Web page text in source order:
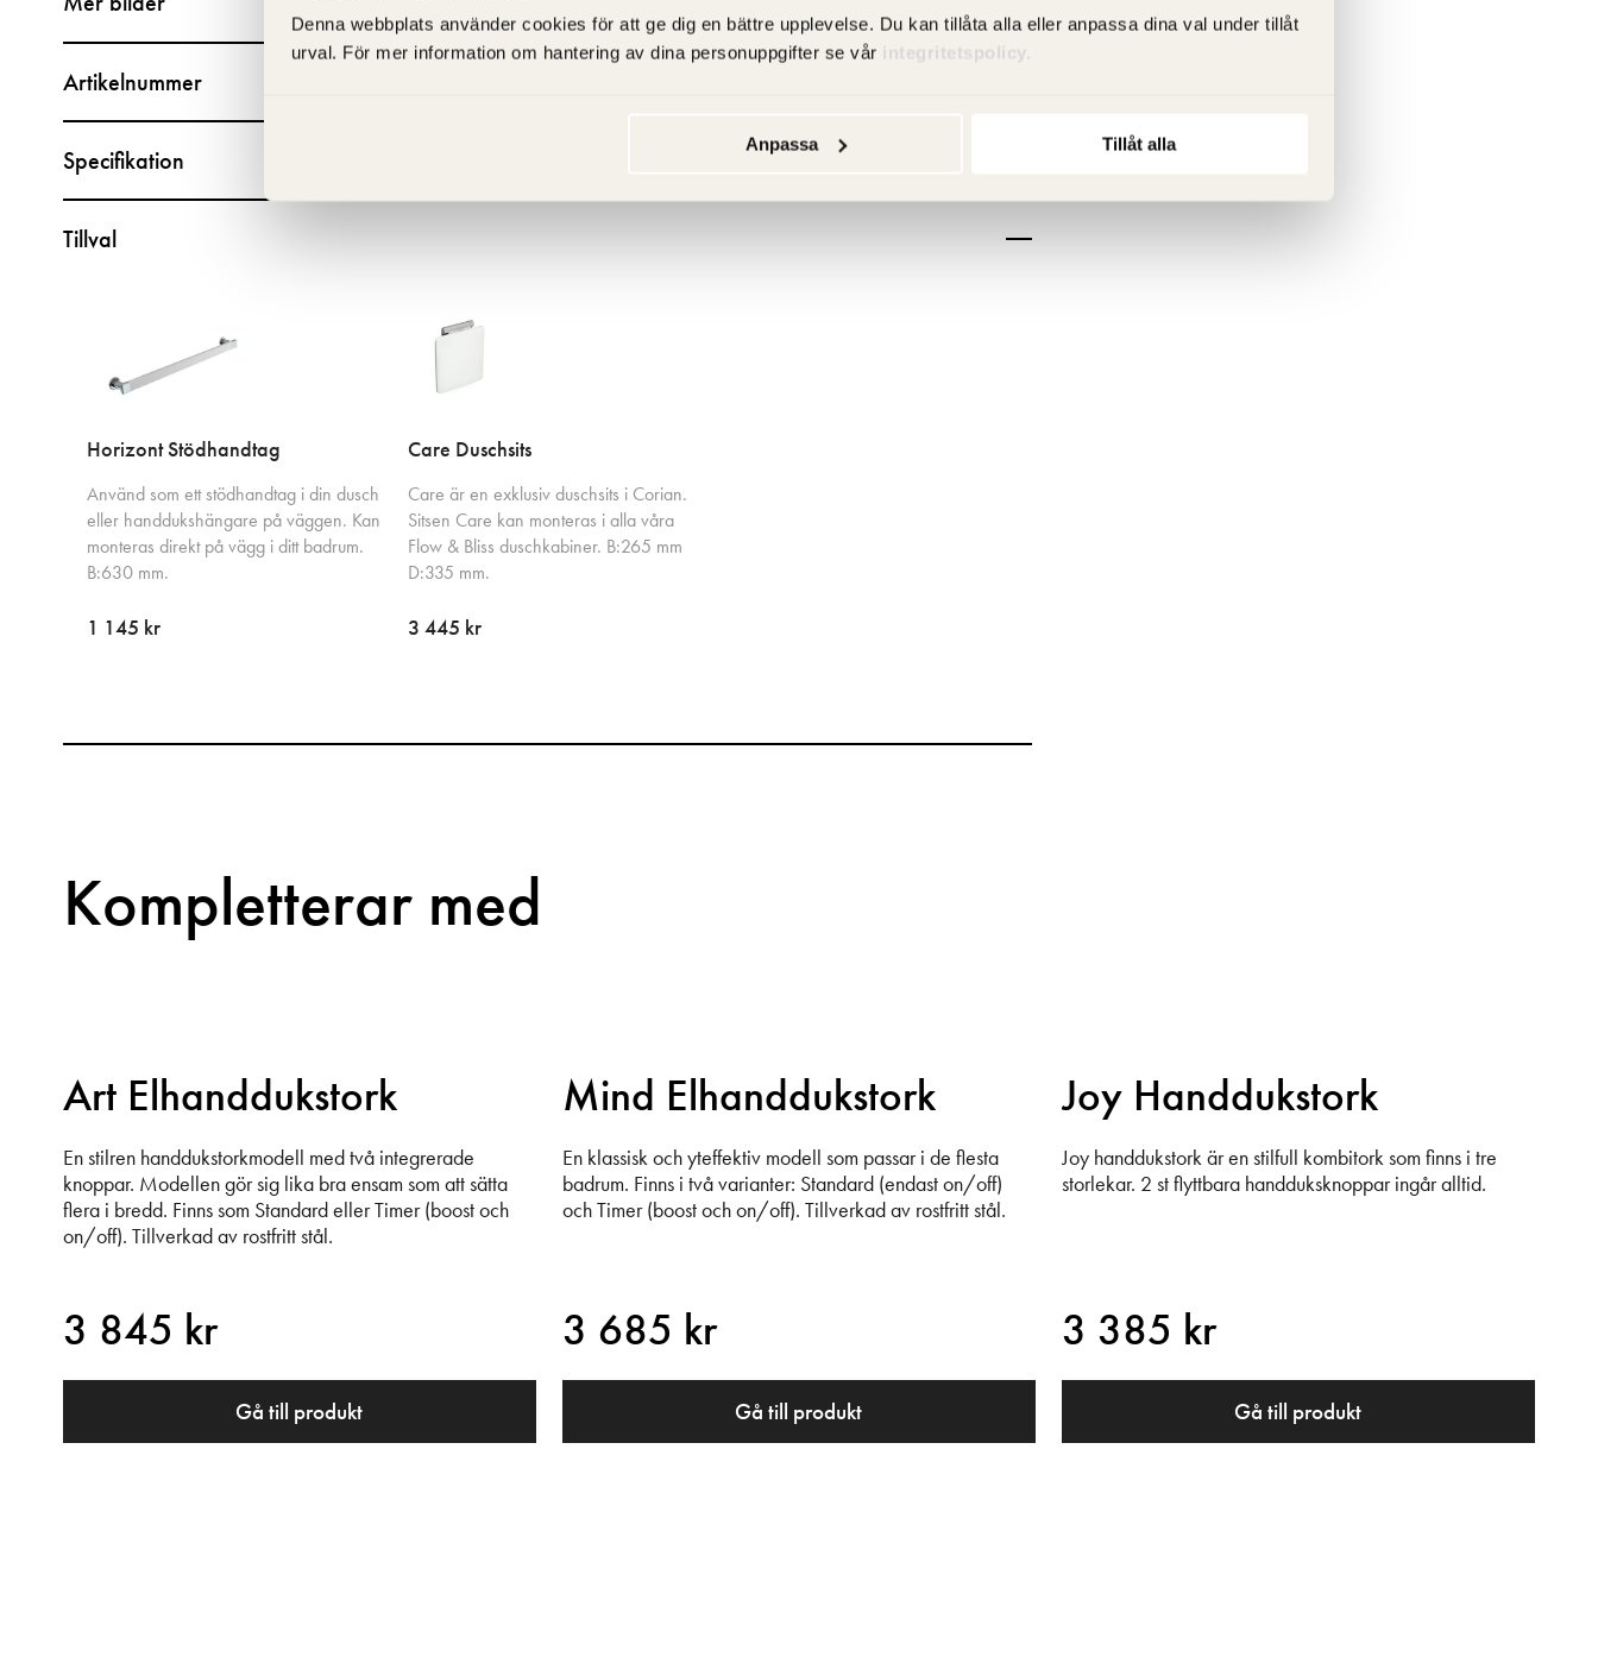
Denna webbplats använder cookies för att ge dig en bättre upplevelse. Du kan tillåta alla eller anpassa dina val under tillåt
urval. För mer information om hantering av dina personuppgifter se vår
integritetspolicy.
Anpassa Tillåt alla
Artikelnummer
Specifikation
Tillval
Horizont Stödhandtag
Använd som ett stödhandtag i din dusch
eller handdukshängare på väggen. Kan
monteras direkt på vägg i ditt badrum.
B:630 mm.
1 145 kr
Care Duschsits
Care är en exklusiv duschsits i Corian.
Sitsen Care kan monteras i alla våra
Flow & Bliss duschkabiner. B:265 mm
D:335 mm.
3 445 kr
Kompletterar med
Art Elhanddukstork
En stilren handdukstorkmodell med två integrerade
knoppar. Modellen gör sig lika bra ensam som att sätta
flera i bredd. Finns som Standard eller Timer (boost och
on/off). Tillverkad av rostfritt stål.
3 845 kr
Gå till produkt
Mind Elhanddukstork
En klassisk och yteffektiv modell som passar i de flesta
badrum. Finns i två varianter: Standard (endast on/off)
och Timer (boost och on/off). Tillverkad av rostfritt stål.
3 685 kr
Gå till produkt
Joy Handdukstork
Joy handdukstork är en stilfull kombitork som finns i tre
storlekar. 2 st flyttbara handduksknoppar ingår alltid.
3 385 kr
Gå till produkt